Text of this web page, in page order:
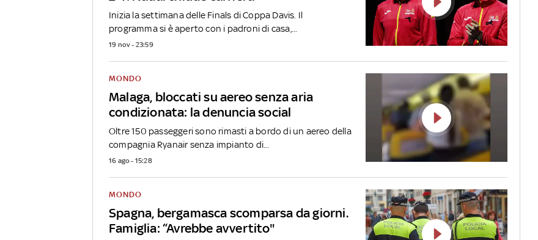
Inizia la settimana delle Finals di Coppa Davis. Il
programma si è aperto con i padroni di casa,...
19 nov - 23:59
Malaga, bloccati su aereo senza aria
condizionata: la denuncia social
MONDO
Oltre 150 passeggeri sono rimasti a bordo di un aereo della
compagnia Ryanair senza impianto di...
16 ago - 15:28
Spagna, bergamasca scomparsa da giorni.
Famiglia: “Avrebbe avvertito"
MONDO